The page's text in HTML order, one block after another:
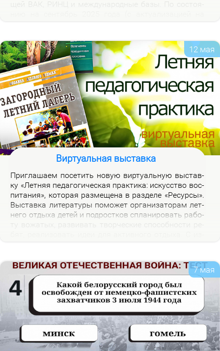
12 мая
Виртуальная выставка
При­гла­ша­ем по­се­тить но­вую вир­ту­аль­ную вы­став­
ку «Лет­няя пе­да­го­ги­че­ская прак­ти­ка: ис­кус­ство вос­
пи­та­ния», ко­то­рая раз­ме­ще­на в раз­де­ле «Ре­сур­сы».
Вы­став­ка ли­те­ра­ту­ры по­мо­жет ор­га­ни­за­то­рам лет­
не­го от­ды­ха де­тей и под­рост­ков спла­ни­ро­вать ра­бо­
вер­си­те­та.
7 мая